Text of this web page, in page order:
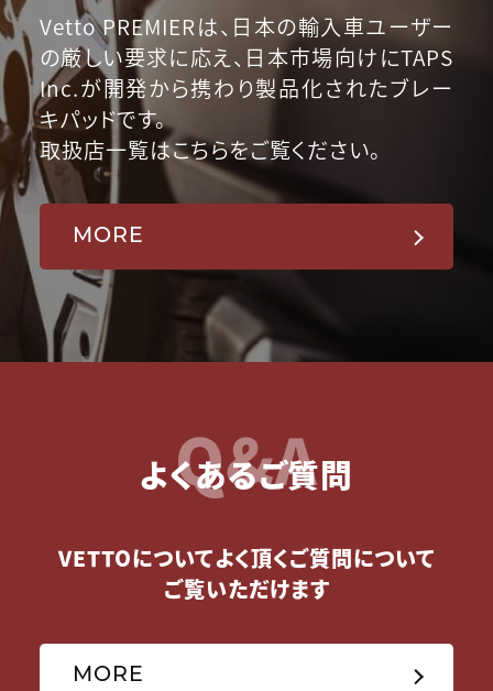
Vetto PREMIERは、日本の輸入車ユーザー
の厳しい要求に応え、日本市場向けにTAPS
Inc.が開発から携わり製品化されたブレー
キパッドです。
取扱店一覧はこちらをご覧ください。
MORE
Q&A
よくあるご質問
VETTOについてよく頂くご質問について
ご覧いただけます
MORE